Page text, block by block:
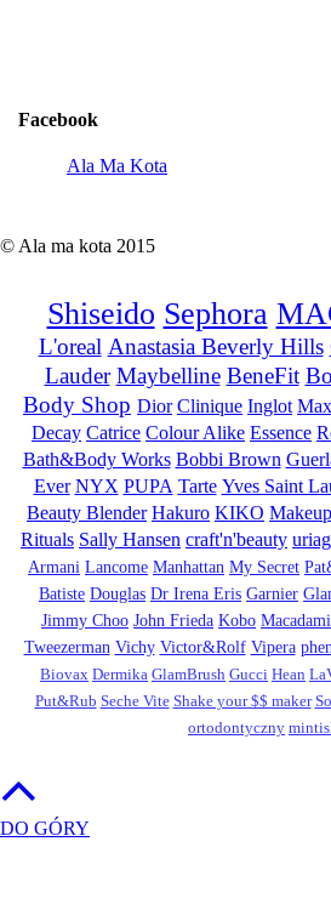
Facebook
Ala Ma Kota
© Ala ma kota 2015
Shiseido Sephora
L'oreal Anastasia Beverly Hills
Lauder Maybelline BeneFit
Body Shop Dior Clinique Inglot
Decay Catrice Colour Alike Essence
Bath&Body Works Bobbi Brown
Ever NYX PUPA Tarte Yves Saint
Beauty Blender Hakuro KIKO
Rituals Sally Hansen craft'n'beauty
Armani Lancome Manhattan My Secret
Batiste Douglas Dr Irena Eris Garnier
Jimmy Choo John Frieda Kobo
Tweezerman Vichy Victor&Rolf Vipera
Biovax Dermika GlamBrush Gucci Hean
Put&Rub Seche Vite Shake your $$ maker
ortodontyczny
DO GÓRY